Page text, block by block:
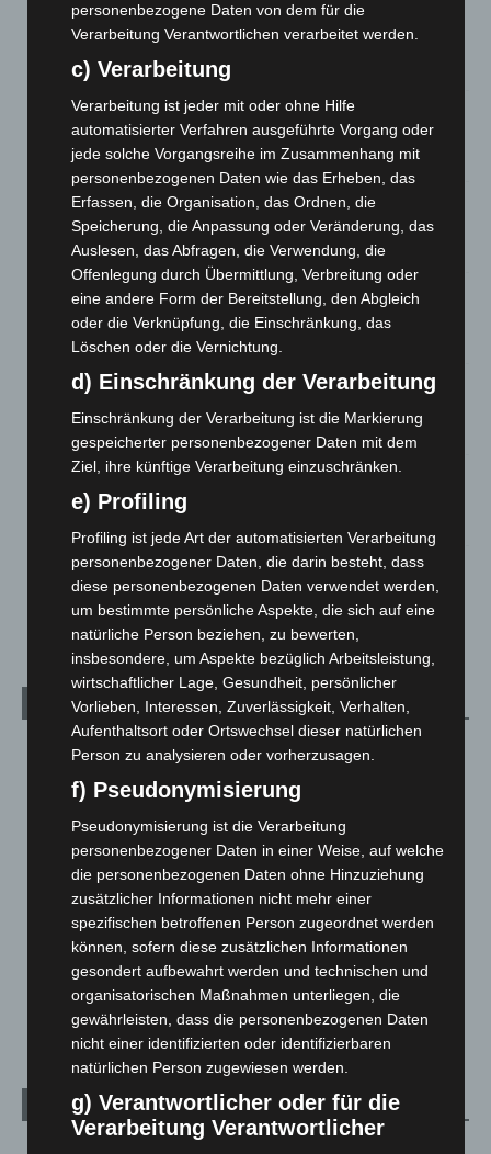
Kunst trifft Weingenuss: Barbara-Susann Mehring zeigt ihre
Werke im Jacques’ Wein-Depot Isernhagen
8. August 2026
A2: Zweite Turbobaustelle startet zwischen Hannover-West
und Bothfeld
8. August 2026
Niedersachsen: Feuerwehrkräfte kehren nach
Waldbrandeinsatz aus Spanien zurück
7. August 2026
Hannover: Erste Tigermücken-Population in Niedersachsen
entdeckt
7. August 2026
Brand im „Haus der Begegnung“ in Neuwarmbüchen schnell
Region Hannover: 21 neue Notfallsanitäter starten beim
Roten Kreuz
Mann läuft mit Hockeyschläger über A7 – Polizei sucht
Zeugen
5. August 2026
Kategorien
Blaulicht
Corona-News
Hannover und Region
Langenhagen und Ortsteile
3.252
Leserbriefe
Menschen
Über uns
Veranstaltungen
1.889
1.272
Archiv
personenbezogene Daten von dem für die
Verarbeitung Verantwortlichen verarbeitet werden.
c) Verarbeitung
Verarbeitung ist jeder mit oder ohne Hilfe
automatisierter Verfahren ausgeführte Vorgang oder
jede solche Vorgangsreihe im Zusammenhang mit
personenbezogenen Daten wie das Erheben, das
Erfassen, die Organisation, das Ordnen, die
Speicherung, die Anpassung oder Veränderung, das
Auslesen, das Abfragen, die Verwendung, die
Offenlegung durch Übermittlung, Verbreitung oder
eine andere Form der Bereitstellung, den Abgleich
oder die Verknüpfung, die Einschränkung, das
Löschen oder die Vernichtung.
d) Einschränkung der Verarbeitung
Einschränkung der Verarbeitung ist die Markierung
gespeicherter personenbezogener Daten mit dem
Ziel, ihre künftige Verarbeitung einzuschränken.
e) Profiling
Profiling ist jede Art der automatisierten Verarbeitung
personenbezogener Daten, die darin besteht, dass
diese personenbezogenen Daten verwendet werden,
um bestimmte persönliche Aspekte, die sich auf eine
natürliche Person beziehen, zu bewerten,
insbesondere, um Aspekte bezüglich Arbeitsleistung,
wirtschaftlicher Lage, Gesundheit, persönlicher
Vorlieben, Interessen, Zuverlässigkeit, Verhalten,
Aufenthaltsort oder Ortswechsel dieser natürlichen
Person zu analysieren oder vorherzusagen.
f) Pseudonymisierung
Pseudonymisierung ist die Verarbeitung
personenbezogener Daten in einer Weise, auf welche
die personenbezogenen Daten ohne Hinzuziehung
zusätzlicher Informationen nicht mehr einer
spezifischen betroffenen Person zugeordnet werden
können, sofern diese zusätzlichen Informationen
gesondert aufbewahrt werden und technischen und
organisatorischen Maßnahmen unterliegen, die
gewährleisten, dass die personenbezogenen Daten
nicht einer identifizierten oder identifizierbaren
natürlichen Person zugewiesen werden.
g) Verantwortlicher oder für die
Verarbeitung Verantwortlicher